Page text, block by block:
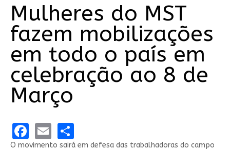
Mulheres do MST
fazem mobilizações
em todo o país em
celebração ao 8 de
Março
Facebook
EmailShare
O movimento sairá em defesa das trabalhadoras do campo